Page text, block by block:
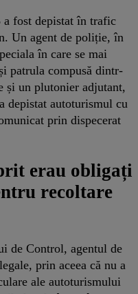
a fost depistat în trafic
Un agent de poliție, în
în care se mai
patrula compusă dintr-
și un plutonier adjutant,
depistat autoturismul cu
prin dispecerat
erau obligați
recoltare
de Control, agentul de
prin aceea că nu a
ale autoturismului